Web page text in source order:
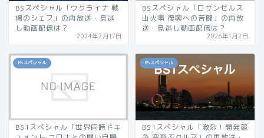
BSスペシャル「ウクライナ 戦
場のシェフ」の再放送・見逃
し動画配信は？
2024年2月17日
BSスペシャル「ロサンゼルス
山火事 復興への苦闘」の再放
送・見逃し動画配信は？
2026年1月2日
BSスペシャル
BS1スペシャル「世界同時ドキ
BSスペシャル
BS1スペシャル「激烈！開発競